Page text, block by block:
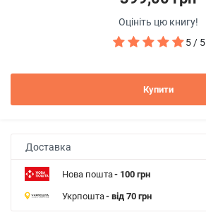
Оцініть цю книгу!
5 / 5
Купити
Доставка
Нова пошта- 100 грн
Укрпошта- від 70 грн